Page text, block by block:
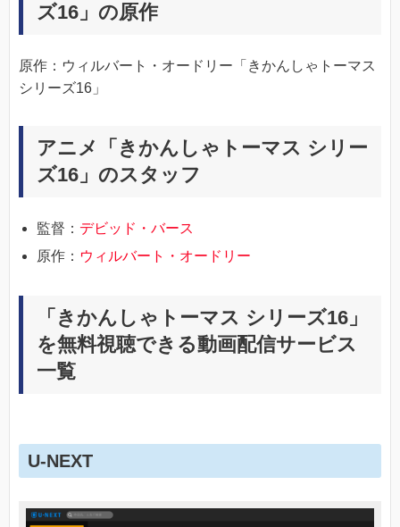
ズ16」の原作
原作：ウィルバート・オードリー「きかんしゃトーマス
シリーズ16」
アニメ「きかんしゃトーマス シリー
ズ16」のスタッフ
監督： デビッド・バース
原作： ウィルバート・オードリー
「きかんしゃトーマス シリーズ16」
を無料視聴できる動画配信サービス
一覧
U-NEXT